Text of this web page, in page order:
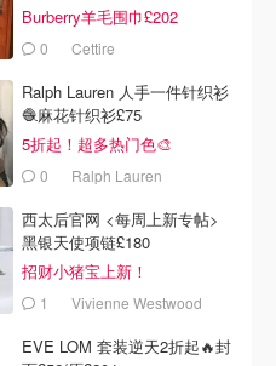
Burberry羊毛围巾£202
0 Cettire
Ralph Lauren 人手一件针织衫
🧶麻花针织衫£75
5折起！超多热门色🎨
0 Ralph Lauren
西太后官网 <每周上新专帖>
黑银天使项链£180
招财小猪宝上新！
1 Vivienne Westwood
EVE LOM 套装逆天2折起🔥封